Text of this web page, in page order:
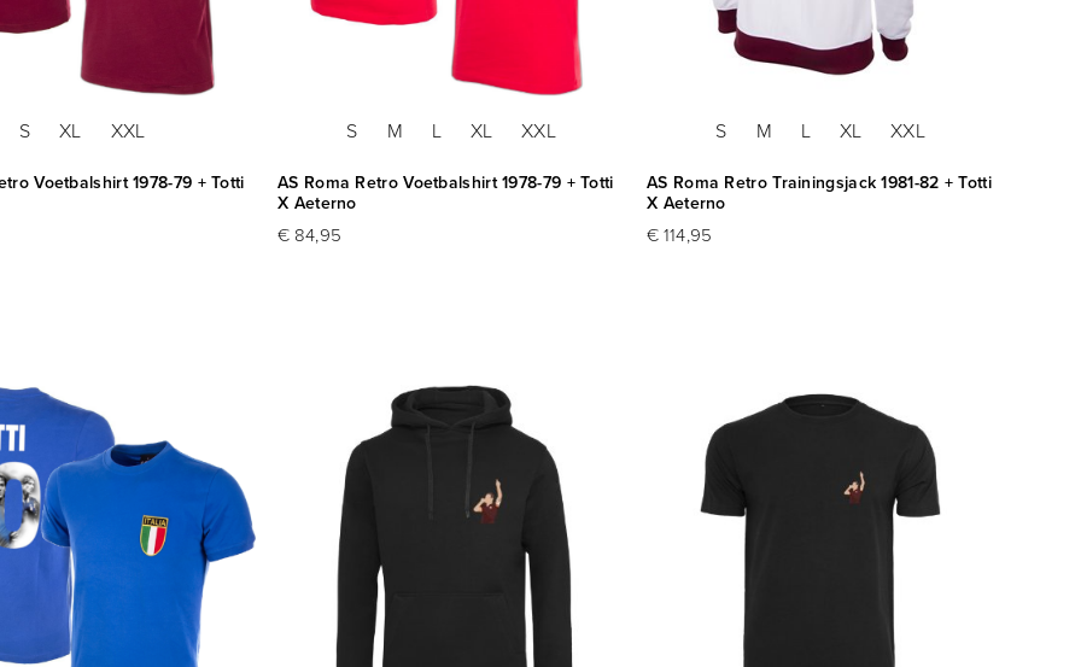
S XL XXL
Voetbalshirt 1978-79 + Totti
S M L XL XXL
AS Roma Retro Voetbalshirt 1978-79 + Totti
X Aeterno
€ 84,95
S M L XL XXL
AS Roma Retro Trainingsjack 1981-82 + Totti
X Aeterno
€ 114,95